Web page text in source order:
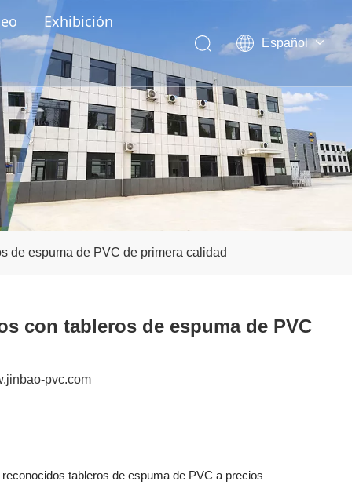
Exhibición
Español
العربية
Pусский
Português
de espuma de PVC de primera calidad
con tableros de espuma de PVC
pvc.com
tableros de espuma de PVC a precios